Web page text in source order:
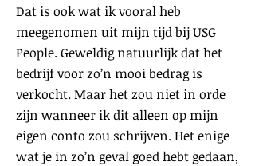
Dat is ook wat ik vooral heb
meegenomen uit mijn tijd bij USG
People. Geweldig natuurlijk dat het
bedrijf voor zo’n mooi bedrag is
verkocht. Maar het zou niet in orde
zijn wanneer ik dit alleen op mijn
eigen conto zou schrijven. Het enige
wat je in zo’n geval goed hebt gedaan,